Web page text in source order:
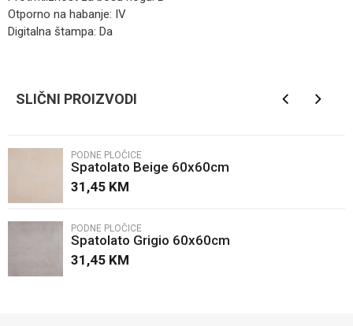
Otporno na habanje: IV
Digitalna štampa: Da
SLIČNI PROIZVODI
PODNE PLOČICE
Spatolato Beige 60x60cm
31,45 KM
PODNE PLOČICE
Spatolato Grigio 60x60cm
31,45 KM